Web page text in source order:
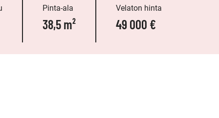
Pinta-ala
38,5 m²
Velaton hinta
49 000 €